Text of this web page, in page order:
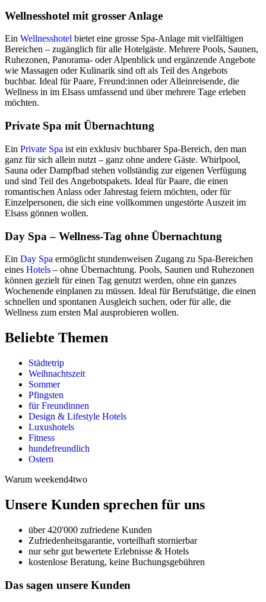
Wellnesshotel mit grosser Anlage
Ein Wellnesshotel bietet eine grosse Spa-Anlage mit vielfältigen
Bereichen – zugänglich für alle Hotelgäste. Mehrere Pools, Saunen,
Ruhezonen, Panorama- oder Alpenblick und ergänzende Angebote
wie Massagen oder Kulinarik sind oft als Teil des Angebots
buchbar. Ideal für Paare, Freund:innen oder Alleinreisende, die
Wellness in im Elsass umfassend und über mehrere Tage erleben
möchten.
Private Spa mit Übernachtung
Ein Private Spa ist ein exklusiv buchbarer Spa-Bereich, den man
ganz für sich allein nutzt – ganz ohne andere Gäste. Whirlpool,
Sauna oder Dampfbad stehen vollständig zur eigenen Verfügung
und sind Teil des Angebotspakets. Ideal für Paare, die einen
romantischen Anlass oder Jahrestag feiern möchten, oder für
Einzelpersonen, die sich eine vollkommen ungestörte Auszeit im
Elsass gönnen wollen.
Day Spa – Wellness-Tag ohne Übernachtung
Ein Day Spa ermöglicht stundenweisen Zugang zu Spa-Bereichen
eines Hotels – ohne Übernachtung. Pools, Saunen und Ruhezonen
können gezielt für einen Tag genutzt werden, ohne ein ganzes
Wochenende einplanen zu müssen. Ideal für Berufstätige, die einen
schnellen und spontanen Ausgleich suchen, oder für alle, die
Wellness zum ersten Mal ausprobieren wollen.
Beliebte Themen
Städtetrip
Weihnachtszeit
Sommer
Pfingsten
für Freundinnen
Design & Lifestyle Hotels
Luxushotels
Fitness
hundefreundlich
Ostern
Warum weekend4two
Unsere Kunden sprechen für uns
über 420'000 zufriedene Kunden
Zufriedenheitsgarantie, vorteilhaft stornierbar
nur sehr gut bewertete Erlebnisse & Hotels
kostenlose Beratung, keine Buchungsgebühren
Das sagen unsere Kunden